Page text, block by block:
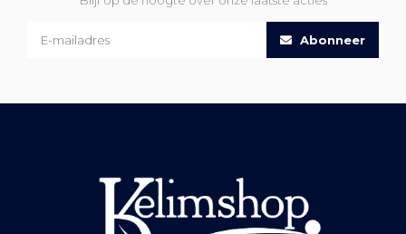
Abonneer